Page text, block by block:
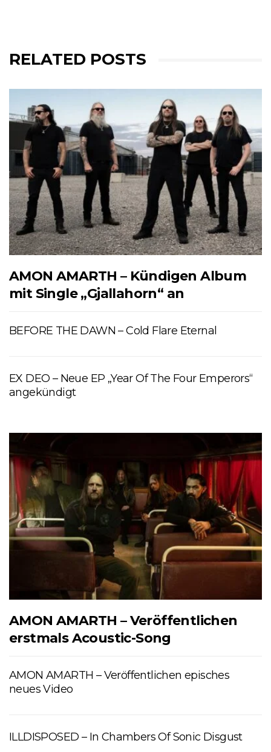
RELATED POSTS
AMON AMARTH – Kündigen Album
mit Single „Gjallahorn“ an
BEFORE THE DAWN – Cold Flare Eternal
EX DEO – Neue EP „Year Of The Four Emperors“
angekündigt
AMON AMARTH – Veröffentlichen
erstmals Acoustic-Song
AMON AMARTH – Veröffentlichen episches
neues Video
ILLDISPOSED – In Chambers Of Sonic Disgust